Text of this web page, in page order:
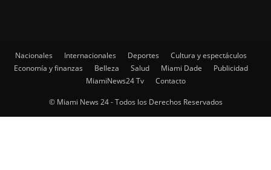
Nacionales Internacionales Deportes
Cultura y espectáculos
Economía y finanzas
Belleza Salud Miami Dade
Publicidad
MiamiNews24 Tv
Contacto
© Miami News 24 - Todos los Derechos Reservados